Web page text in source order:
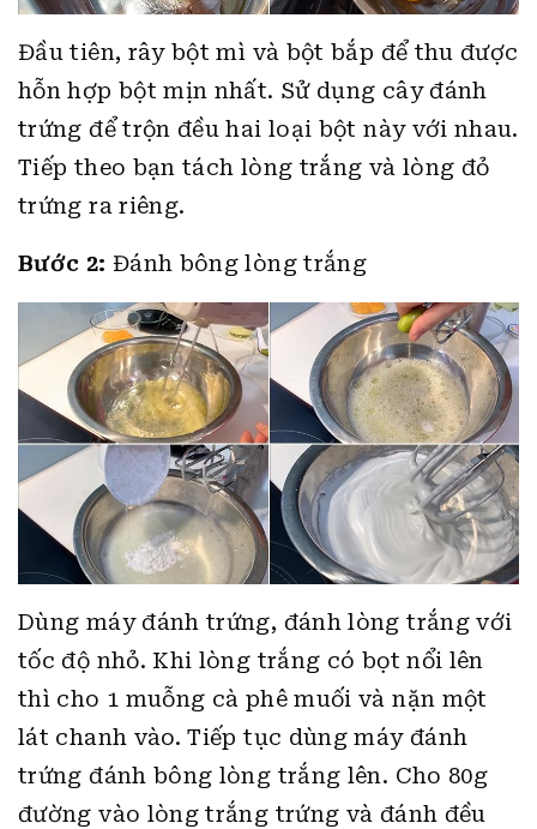
Đầu tiên, rây bột mì và bột bắp để thu được
hỗn hợp bột mịn nhất. Sử dụng cây đánh
trứng để trộn đều hai loại bột này với nhau.
Tiếp theo bạn tách lòng trắng và lòng đỏ
trứng ra riêng.
Bước 2: Đánh bông lòng trắng
Dùng máy đánh trứng, đánh lòng trắng với
tốc độ nhỏ. Khi lòng trắng có bọt nổi lên
thì cho 1 muỗng cà phê muối và nặn một
lát chanh vào. Tiếp tục dùng máy đánh
trứng đánh bông lòng trắng lên. Cho 80g
đường vào lòng trắng trứng và đánh đều